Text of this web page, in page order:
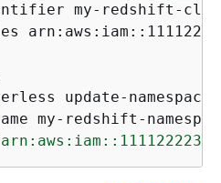
my-redshift-
update-
my-redshift-